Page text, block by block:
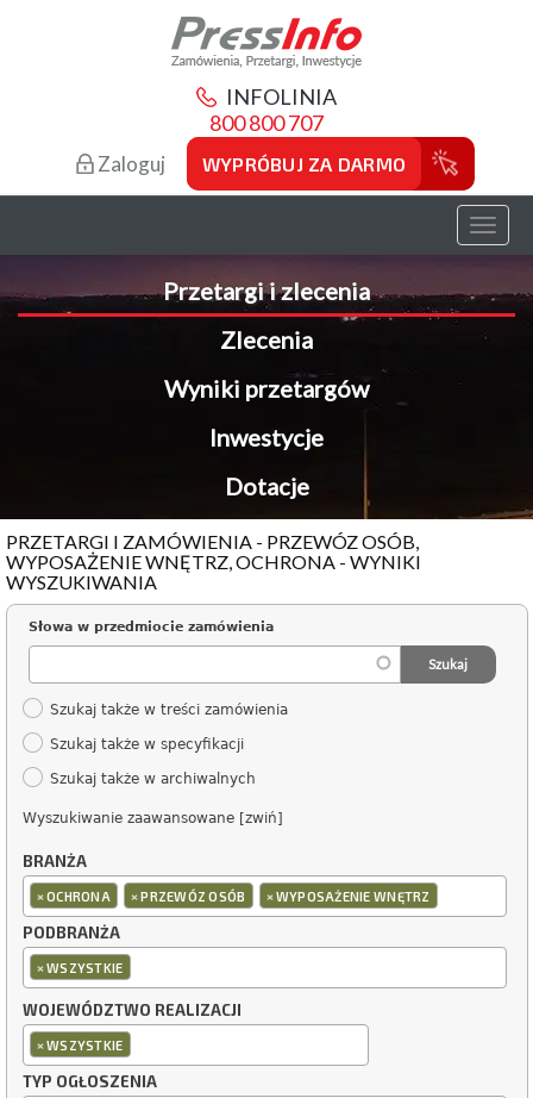
INFOLINIA
800 800 707
Zaloguj WYPRÓBUJ ZA DARMO
Toggle
Przetargi i zlecenia
Zlecenia
Wyniki przetargów
Inwestycje
Dotacje
PRZETARGI I ZAMÓWIENIA - PRZEWÓZ OSÓB,
WYPOSAŻENIE WNĘTRZ, OCHRONA - WYNIKI
WYSZUKIWANIA
Słowa w przedmiocie zamówienia
Szukaj także w treści zamówienia
Szukaj także w specyfikacji
Szukaj także w archiwalnych
Wyszukiwanie zaawansowane [zwiń]
BRANŻA
×OCHRONA ×PRZEWÓZ OSÓB ×WYPOSAŻENIE WNĘTRZ
PODBRANŻA
×WSZYSTKIE
WOJEWÓDZTWO REALIZACJI
×WSZYSTKIE
TYP OGŁOSZENIA